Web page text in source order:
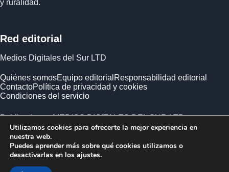
y ruralidad.
Red editorial
Medios Digitales del Sur LTD
Quiénes somosEquipo editorial Responsabilidad editorial
ContactoPolítica de privacidad y cookies
Condiciones del servicio
Publicado por MEDIOS DIGITALES DEL SUR LTD ·
Empresa registrada en Inglaterra y Gales.
Utilizamos cookies para ofrecerte la mejor experiencia en
nuestra web.
Puedes aprender más sobre qué cookies utilizamos o
desactivarlas en los ajustes.